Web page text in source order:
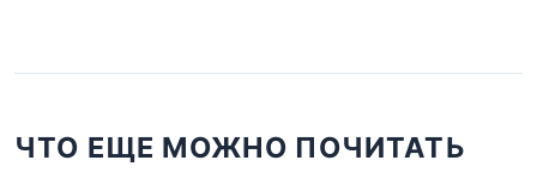
ЧТО ЕЩЕ МОЖНО ПОЧИТАТЬ